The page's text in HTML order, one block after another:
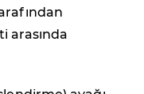
arasında